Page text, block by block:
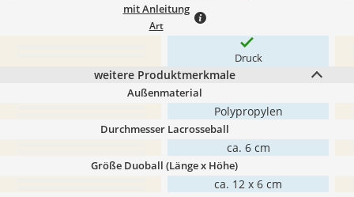
mit Anleitung
Art
Druck
weitere Produktmerkmale
Außenmaterial
Polypropylen
Durchmesser Lacrosseball
ca. 6 cm
Größe Duoball (Länge x Höhe)
ca. 12 x 6 cm